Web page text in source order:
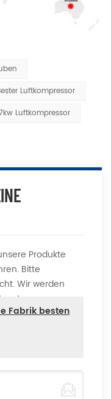
Luftkompressor
Luftkompressor
Produkte
Bitte
Wir werden
Fabrik besten